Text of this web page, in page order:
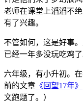
许是他们来了梦幻辰
老师在课堂上滔滔不
有了兴趣。
不管如何，这是好事
已经一年多没玩吃鸡了
六年级，有小升初。
前的文章 《回望17年》